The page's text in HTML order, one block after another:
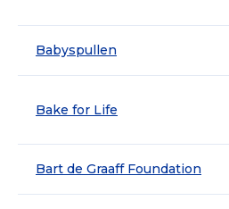
Babyspullen
Bake for Life
Bart de Graaff Foundation